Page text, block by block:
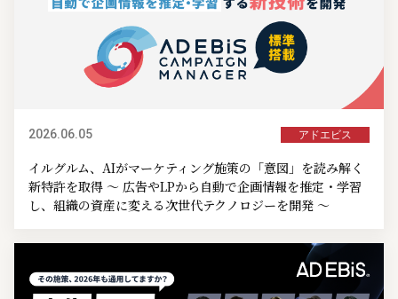
2026.06.05 アドエビス
イルグルム、AIがマーケティング施策の「意図」を読み解く
新特許を取得 ～ 広告やLPから自動で企画情報を推定・学習
し、組織の資産に変える次世代テクノロジーを開発 ～